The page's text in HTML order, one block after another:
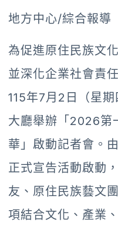
地方中心/綜合報導
為促進原住民族文
並深化企業社會責
115年7月2日（星
大廳舉辦「2026第
華」啟動記者會。
正式宣告活動啟動
友、原住民族藝文
項結合文化、產業